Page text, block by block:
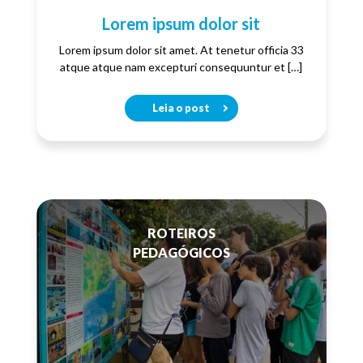
Lorem ipsum dolor sit
Lorem ipsum dolor sit amet. At tenetur officia 33
atque atque nam excepturi consequuntur et […]
Leia o post
ROTEIROS
PEDAGÓGICOS